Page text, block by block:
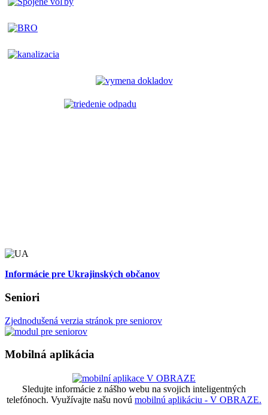
Informácie pre Ukrajinských občanov
Seniori
Zjednodušená verzia stránok pre seniorov
Mobilná aplikácia
Sledujte informácie z nášho webu na svojich inteligentných
telefónoch. Využívajte našu novú mobilnú aplikáciu - V OBRAZE.